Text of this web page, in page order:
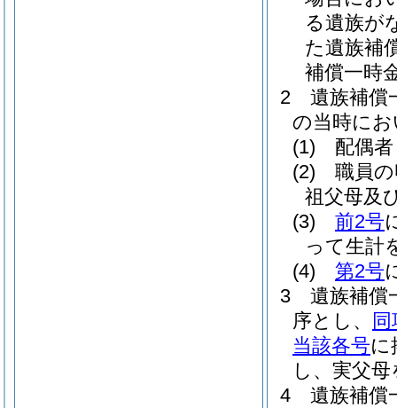
る遺族が
た遺族補
補償一時
2
遺族補償
の当時に
(1)
配偶者
(2)
職員
祖父母及
(3)
前2号
って生計
(4)
第2号
3
遺族補償
序とし、
当該各号に
し、実父
4
遺族補償